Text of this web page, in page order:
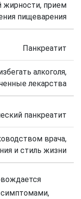
жирности, прием
пищеварения
Панкреатит
алкоголя,
лекарства
панкреатит
врача,
и стиль жизни